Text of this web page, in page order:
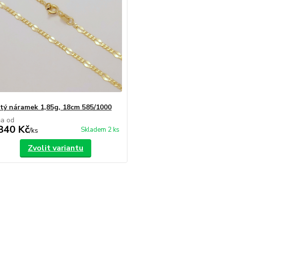
náramek 1,85g, 18cm 585/1000
od
Kč/ks Skladem 2 ks
Zvolit variantu